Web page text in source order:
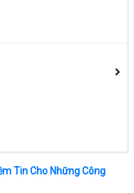
Tin Cho Những Công